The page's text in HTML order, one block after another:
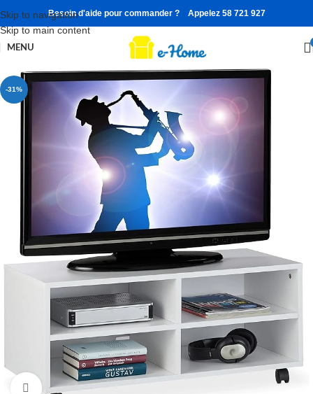
Skip to navigation
Skip to main content
Besoin d'aide pour commander ? Appelez 58 721 927
MENU
-31%
Click to enlarge